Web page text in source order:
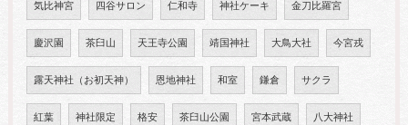
気比神宮 四谷サロン 仁和寺 神社ケーキ 金刀比羅宮
慶沢園 茶臼山 天王寺公園 靖国神社 大鳥大社 今宮戎
露天神社（お初天神） 恩地神社 和室 鎌倉 サクラ
紅葉 神社限定 格安 茶臼山公園 宮本武蔵 八大神社